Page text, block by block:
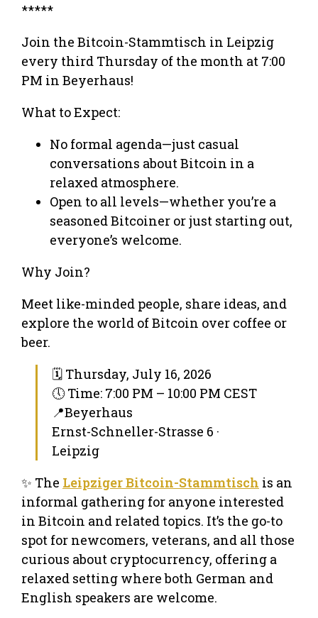
*****
Join the Bitcoin-Stammtisch in Leipzig
every third Thursday of the month at 7:00
PM in Beyerhaus!
What to Expect:
No formal agenda—just casual
conversations about Bitcoin in a
relaxed atmosphere.
Open to all levels—whether you’re a
seasoned Bitcoiner or just starting out,
everyone’s welcome.
Why Join?
Meet like-minded people, share ideas, and
explore the world of Bitcoin over coffee or
beer.
🗓 Thursday, July 16, 2026
🕔 Time: 7:00 PM – 10:00 PM CEST
📍Beyerhaus
Ernst-Schneller-Strasse 6 ·
Leipzig
✨ The Leipziger Bitcoin-Stammtisch is an
informal gathering for anyone interested
in Bitcoin and related topics. It’s the go-to
spot for newcomers, veterans, and all those
curious about cryptocurrency, offering a
relaxed setting where both German and
English speakers are welcome.